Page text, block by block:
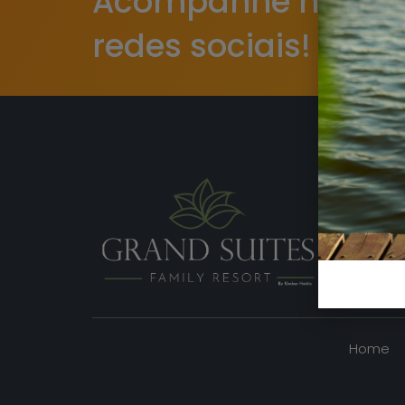
redes sociais!
Home